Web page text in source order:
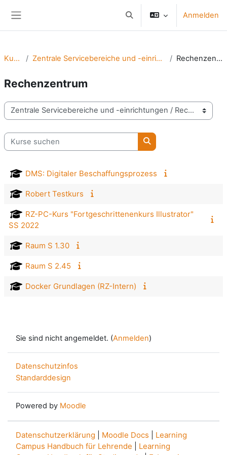
Sucheingabe umschalten
Anmelden
Kurse Zentrale Servicebereiche und -einrichtungen Rechenzentrum
Rechenzentrum
Kursbereiche
Kurse suchen
Kurse suchen
DMS: Digitaler Beschaffungsprozess
Robert Testkurs
RZ-PC-Kurs "Fortgeschrittenenkurs Illustrator"
SS 2022
Raum S 1.30
Raum S 2.45
Docker Grundlagen (RZ-Intern)
Sie sind nicht angemeldet. (Anmelden)
Datenschutzinfos
Standarddesign
Powered by Moodle
Datenschutzerklärung Moodle Docs
Learning
Campus Handbuch für Lehrende
Learning